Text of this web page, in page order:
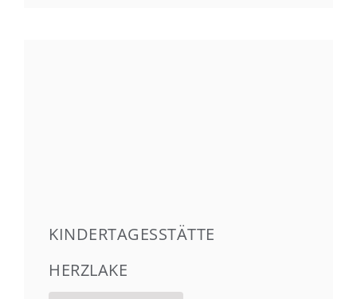
KINDERTAGESSTÄTTE
HERZLAKE